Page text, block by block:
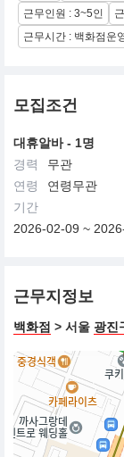
근무인원 : 3~5인
근무시간 : 백화점운
모집조건
대휴알바 - 1명
경력
무관
연령
연령무관
기간
2026-02-09 ~
근무지정보
백화점 > 서울 광진